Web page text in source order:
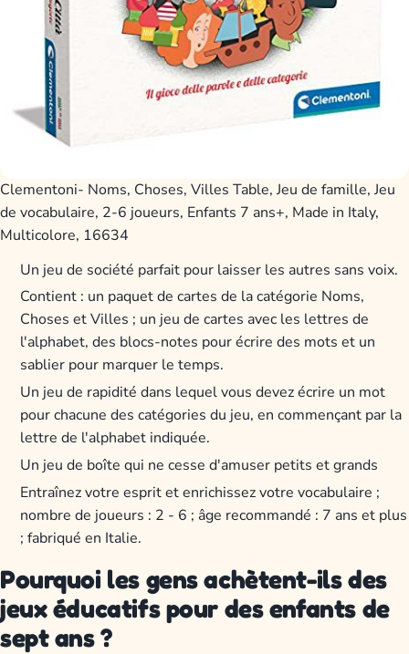
Clementoni- Noms, Choses, Villes Table, Jeu de famille, Jeu
de vocabulaire, 2-6 joueurs, Enfants 7 ans+, Made in Italy,
Multicolore, 16634
Un jeu de société parfait pour laisser les autres sans voix.
Contient : un paquet de cartes de la catégorie Noms,
Choses et Villes ; un jeu de cartes avec les lettres de
l'alphabet, des blocs-notes pour écrire des mots et un
sablier pour marquer le temps.
Un jeu de rapidité dans lequel vous devez écrire un mot
pour chacune des catégories du jeu, en commençant par la
lettre de l'alphabet indiquée.
Un jeu de boîte qui ne cesse d'amuser petits et grands
Entraînez votre esprit et enrichissez votre vocabulaire ;
nombre de joueurs : 2 - 6 ; âge recommandé : 7 ans et plus
; fabriqué en Italie.
Pourquoi les gens achètent-ils des
jeux éducatifs pour des enfants de
sept ans ?